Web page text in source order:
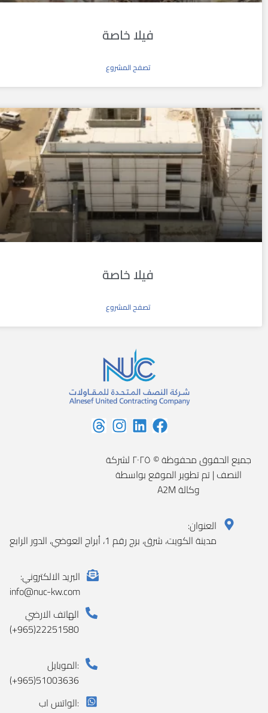
فيلا خاصة
تصفح المشروع
فيلا خاصة
تصفح المشروع
جميع الحقوق محفوظة © ٢٠٢٥ لشركة
النصف | تم تطوير الموقع بواسطة
وكالة A2M
العنوان:
مدينة الكويت، شرق، برج رقم 1، أبراج العوضي، الدور الرابع
البريد الالكتروني:
info@nuc-kw.com
الهاتف الارضي
(+965)22251580
الموبايل:
(+965)51003636
الواتس اب: